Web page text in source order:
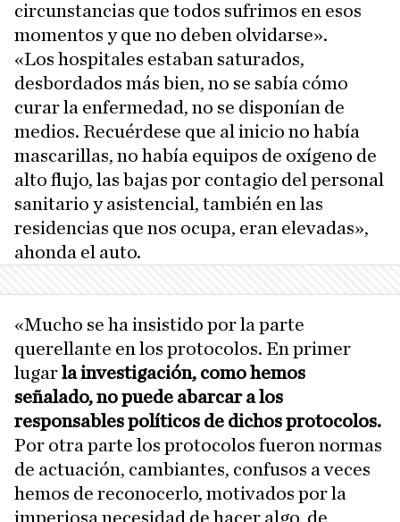
circunstancias que todos sufrimos en esos
momentos y que no deben olvidarse».
«Los hospitales estaban saturados,
desbordados más bien, no se sabía cómo
curar la enfermedad, no se disponían de
medios. Recuérdese que al inicio no había
mascarillas, no había equipos de oxígeno de
alto flujo, las bajas por contagio del personal
sanitario y asistencial, también en las
residencias que nos ocupa, eran elevadas»,
ahonda el auto.
«Mucho se ha insistido por la parte
querellante en los protocolos. En primer
lugarla investigación, como hemos
señalado, no puede abarcar a los
responsables políticos de dichos protocolos.
Por otra parte los protocolos fueron normas
de actuación, cambiantes, confusos a veces
hemos de reconocerlo, motivados por la
imperiosa necesidad de hacer algo, de